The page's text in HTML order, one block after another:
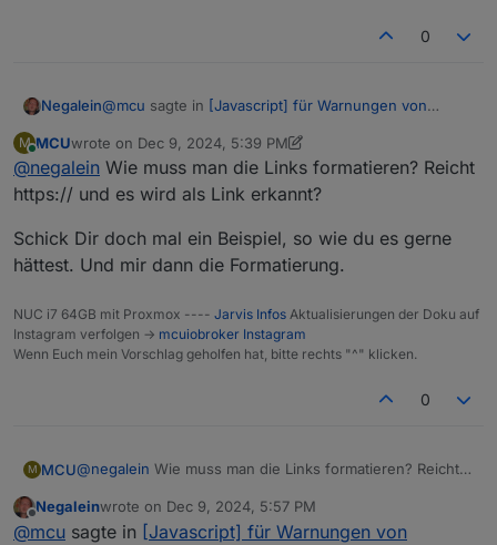
0
Negalein@mcu sagte in [Javascript] für Warnungen von
ohne Link
Bild ist mir nicht wichtig. Haben wir in AT sowieso
M
Online
MCUwrote on Dec 9, 2024, 5:39 PM
last edited by MCUDec 9, 2024, 6:41 PM
@negalein Wie muss man die Links formatieren? Reicht
https:// und es wird als Link erkannt?
Schick Dir doch mal ein Beispiel, so wie du es gerne
hättest. Und mir dann die Formatierung.
NUC i7 64GB mit Proxmox ---- Jarvis Infos Aktualisierungen der Doku auf
Instagram verfolgen -> mcuiobroker Instagram
Wenn Euch mein Vorschlag geholfen hat, bitte rechts "^" klicken.
0
M MCU@negalein Wie muss man die Links formatieren? Reicht
Schick Dir doch mal ein Beispiel, so wie du es gerne
hättest. Und mir dann die Formatierung.
Negaleinwrote on Dec 9, 2024, 5:57 PM
last edited by
@mcu sagte in [Javascript] für Warnungen von